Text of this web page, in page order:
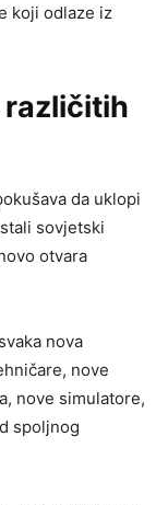
koji odlaze iz
različitih
da uklopi
sovjetski
otvara
nova
nove
nove simulatore,
spoljnog